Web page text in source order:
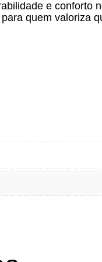
e
quem valoriza